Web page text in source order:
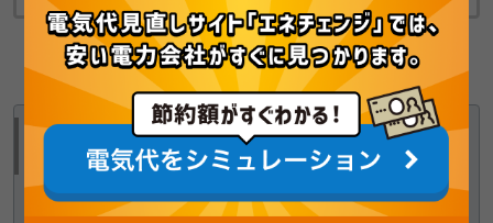
最新の省エネ洗濯乾燥機の特徴と電気代は、以下の記事で紹
介しています。
【2021年最新版】電気代が安いのは!?最新洗濯乾燥機のメー
カー別電気代と特徴まとめ